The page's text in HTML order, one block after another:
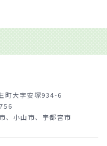
町大字安塚934-6
、小山市、宇都宮市